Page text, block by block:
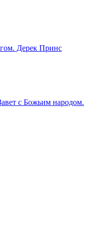
Дерек Принс
с Божьим народом.